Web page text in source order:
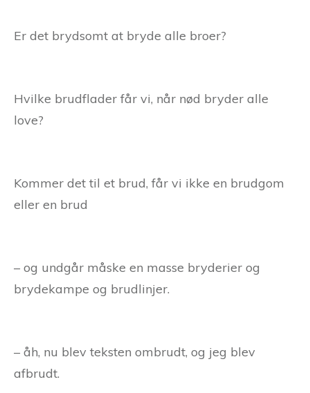
Er det brydsomt at bryde alle broer?
Hvilke brudflader får vi, når nød bryder alle
love?
Kommer det til et brud, får vi ikke en brudgom
eller en brud
– og undgår måske en masse bryderier og
brydekampe og brudlinjer.
– åh, nu blev teksten ombrudt, og jeg blev
afbrudt.